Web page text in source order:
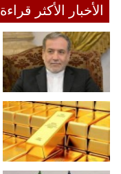
الأخبار الأكثر قراءة